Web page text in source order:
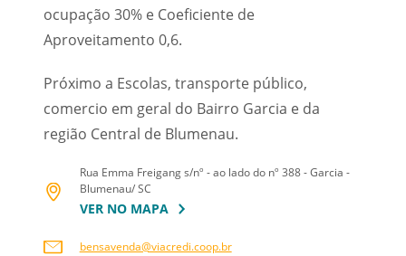
ocupação 30% e Coeficiente de
Aproveitamento 0,6.
Próximo a Escolas, transporte público,
comercio em geral do Bairro Garcia e da
região Central de Blumenau.
Rua Emma Freigang s/nº - ao lado do nº 388 - Garcia -
Blumenau/ SC
VER NO MAPA
bensavenda@viacredi.coop.br